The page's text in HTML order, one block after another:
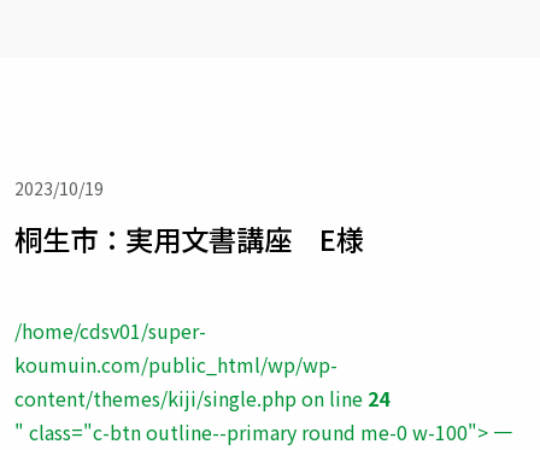
2023/10/19
桐生市：実用文書講座 E様
/home/cdsv01/super-
koumuin.com/public_html/wp/wp-
content/themes/kiji/single.php on line 24
" class="c-btn outline--primary round me-0 w-100"> 一